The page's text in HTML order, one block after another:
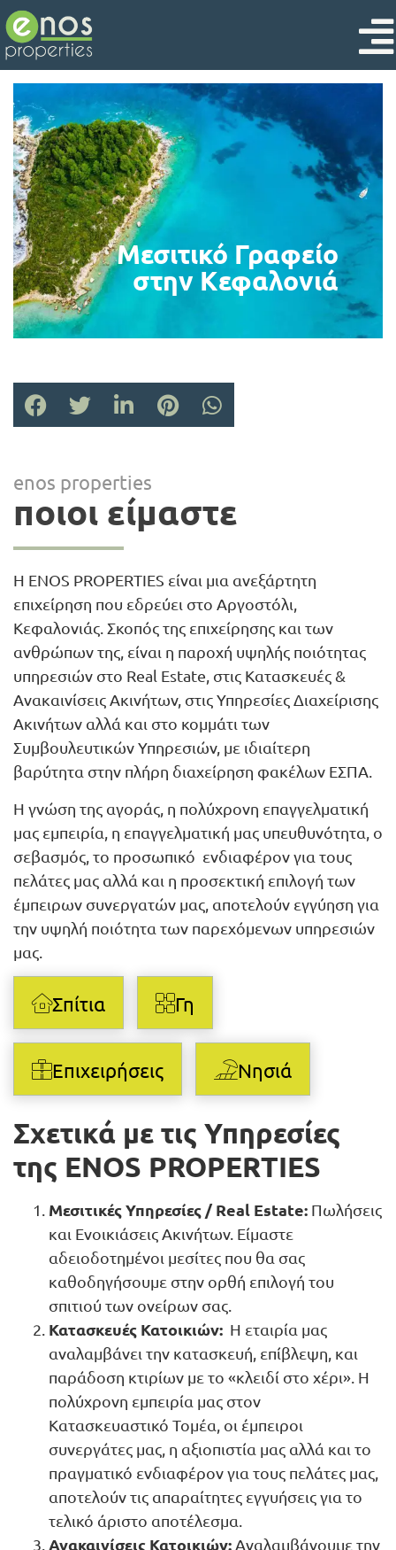
Μεσιτικό Γραφείο
στην Κεφαλονιά
enos properties
ποιοι είμαστε
Η ENOS PROPERTIES είναι μια ανεξάρτητη
επιχείρηση που εδρεύει στο Αργοστόλι,
Κεφαλονιάς. Σκοπός της επιχείρησης και των
ανθρώπων της, είναι η παροχή υψηλής ποιότητας
υπηρεσιών στο Real Estate, στις Κατασκευές &
Ανακαινίσεις Ακινήτων, στις Υπηρεσίες Διαχείρισης
Ακινήτων αλλά και στο κομμάτι των
Συμβουλευτικών Υπηρεσιών, με ιδιαίτερη
βαρύτητα στην πλήρη διαχείρηση φακέλων ΕΣΠΑ.
Η γνώση της αγοράς, η πολύχρονη επαγγελματική
μας εμπειρία, η επαγγελματική μας υπευθυνότητα, ο
σεβασμός, το προσωπικό ενδιαφέρον για τους
πελάτες μας αλλά και η προσεκτική επιλογή των
έμπειρων συνεργατών μας, αποτελούν εγγύηση για
την υψηλή ποιότητα των παρεχόμενων υπηρεσιών
μας.
Σπίτια Γη
Επιχειρήσεις Νησιά
Σχετικά με τις Υπηρεσίες
της ENOS PROPERTIES
Μεσιτικές Υπηρεσίες /Real Estate: Πωλήσεις
και Ενοικιάσεις Ακινήτων. Είμαστε
αδειοδοτημένοι μεσίτες που θα σας
καθοδηγήσουμε στην ορθή επιλογή του
σπιτιού των ονείρων σας.
Κατασκευές Κατοικιών: H εταιρία μας
αναλαμβάνει την κατασκευή, επίβλεψη, και
παράδοση κτιρίων με το «κλειδί στο χέρι». Η
πολύχρονη εμπειρία μας στον
Κατασκευαστικό Τομέα, οι έμπειροι
συνεργάτες μας, η αξιοπιστία μας αλλά και το
πραγματικό ενδιαφέρον για τους πελάτες μας,
αποτελούν τις απαραίτητες εγγυήσεις για το
τελικό άριστο αποτέλεσμα.
Ανακαινίσεις Κατοικιών: Αναλαμβάνουμε την